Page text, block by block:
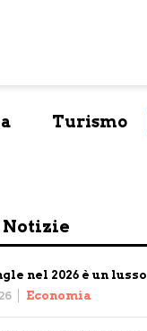
Turismo
nel 2026 è un lusso
Economia